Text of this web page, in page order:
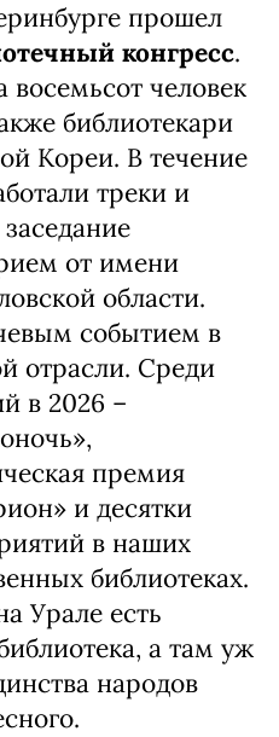
прошел
конгресс.
восемьсот человек
библиотекари
Кореи. В течение
треки и
от имени
области.
событием в
отрасли. Среди
в 2026 –
премия
и десятки
в наших
библиотеках.
Урале есть
а там уж
народов